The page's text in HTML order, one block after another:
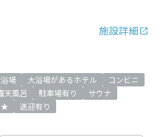
施設詳細
場 大浴場があるホテル
コンビニ
天風呂 駐車場有り
サウナ
送迎有り